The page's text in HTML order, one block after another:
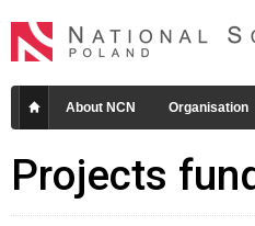
About NCN Organisation
Projects